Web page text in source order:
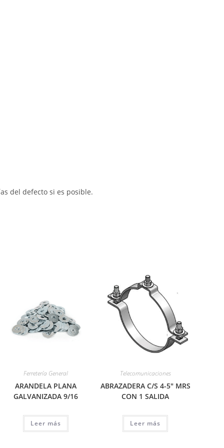
del defecto si es posible.
Ferretería General
ARANDELA PLANA
GALVANIZADA 9/16
Leer más
Telecomunicaciones
ABRAZADERA C/S 4-5″ MRS
CON 1 SALIDA
Leer más